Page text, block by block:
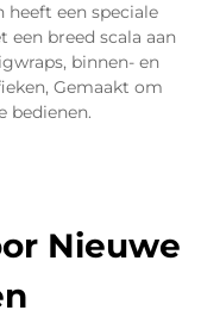
een speciale
breed scala aan
binnen- en
Gemaakt om
bedienen.
Nieuwe